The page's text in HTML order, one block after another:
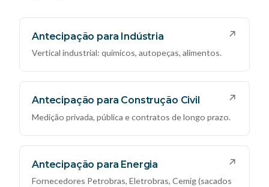
Antecipação para Indústria ↗
Vertical industrial: químicos, autopeças, alimentos.
Antecipação para Construção Civil ↗
Medição privada, pública e contratos de longo prazo.
Antecipação para Energia ↗
Fornecedores Petrobras, Eletrobras, Cemig (sacados